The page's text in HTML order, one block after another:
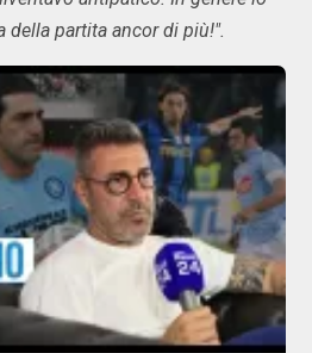
della partita ancor di più!".